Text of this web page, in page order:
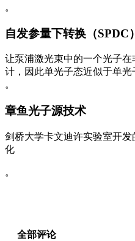
。
自发参量下转换（SPDC
让泵浦激光束中的一个光子
计，因此单光子态近似于单光
。
章鱼光子源技术
剑桥大学卡文迪许实验室开
化
。
全部评论